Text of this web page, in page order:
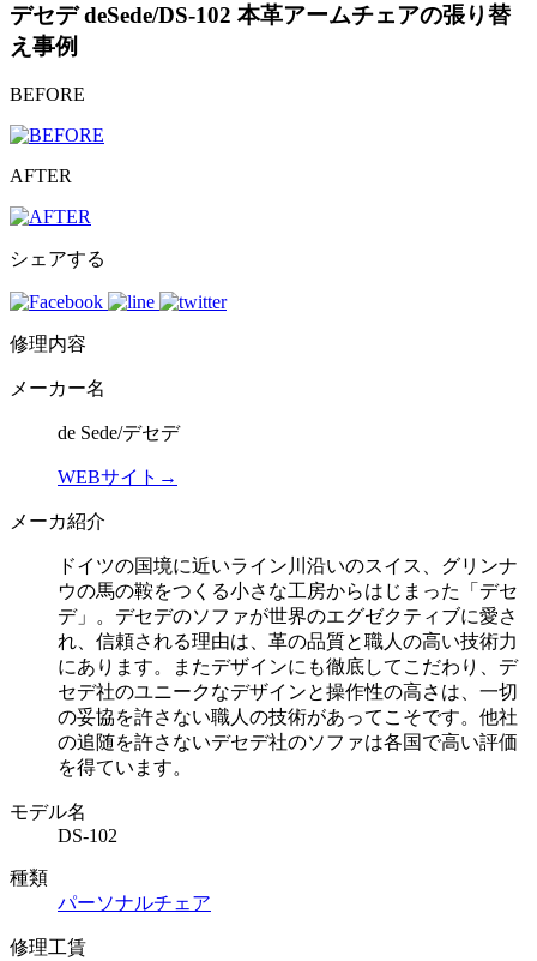
デセデ deSede/DS-102 本革アームチェアの張り替
え事例
BEFORE
AFTER
シェアする
修理内容
メーカー名
de Sede/デセデ
WEBサイト→
メーカ紹介
ドイツの国境に近いライン川沿いのスイス、グリンナ
ウの馬の鞍をつくる小さな工房からはじまった「デセ
デ」。デセデのソファが世界のエグゼクティブに愛さ
れ、信頼される理由は、革の品質と職人の高い技術力
にあります。またデザインにも徹底してこだわり、デ
セデ社のユニークなデザインと操作性の高さは、一切
の妥協を許さない職人の技術があってこそです。他社
の追随を許さないデセデ社のソファは各国で高い評価
を得ています。
モデル名
DS-102
種類
パーソナルチェア
修理工賃